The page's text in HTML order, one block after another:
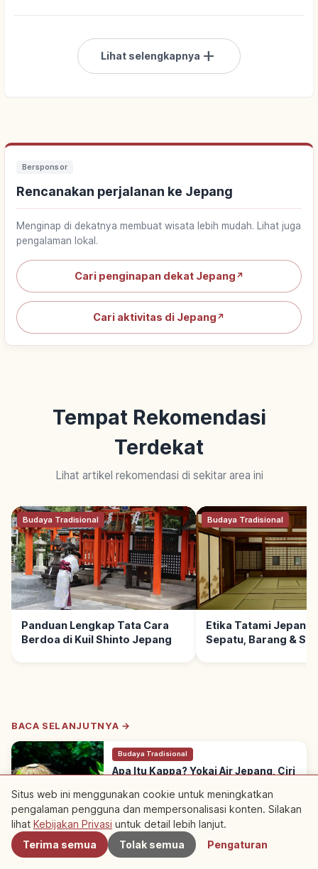
Lihat selengkapnya add
Bersponsor
Rencanakan perjalanan ke Jepang
Menginap di dekatnya membuat wisata lebih mudah. Lihat juga
pengalaman lokal.
Cari penginapan dekat Jepang ↗
Cari aktivitas di Jepang ↗
Tempat Rekomendasi
Terdekat
Lihat artikel rekomendasi di sekitar area ini
Budaya Tradisional
Panduan Lengkap Tata Cara
Berdoa di Kuil Shinto Jepang
Budaya Tradisional
Etika Tatami
Sepatu, Barang &
BACA SELANJUTNYA →
Budaya Tradisional
Apa Itu Kappa? Yokai Air Jepang, Ciri
Kappa adalah yokai air dalam cerita rakyat
Jepang, tinggal di sungai dan kolam. Cirinya:
piring di kepala berisi air, paruh, tempurung
punggung, selaput renang.
Semua area →
※ Konten artikel didasarkan pada informasi pada saat penulisan dan
Terdekat
Situs web ini menggunakan cookie untuk meningkatkan
pengalaman pengguna dan mempersonalisasi konten. Silakan
lihat Kebijakan Privasi untuk detail lebih lanjut.
Terima semua
Tolak semua Pengaturan